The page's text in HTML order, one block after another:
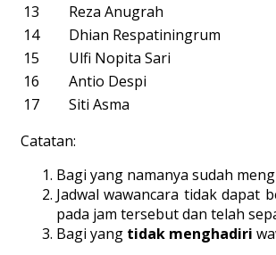
13
Reza Anugrah
14
Dhian Respatiningrum
15
Ulfi Nopita Sari
16
Antio Despi
17
Siti Asma
Catatan:
Bagi yang namanya sudah
Jadwal wawancara tidak dapat
pada jam tersebut dan telah
Bagi yang tidak menghadiri